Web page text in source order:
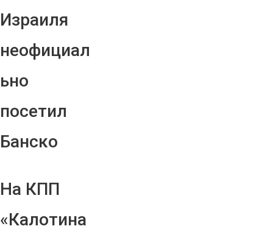
Израиля
неофициал
ьно
посетил
Банско
На КПП
«Калотина